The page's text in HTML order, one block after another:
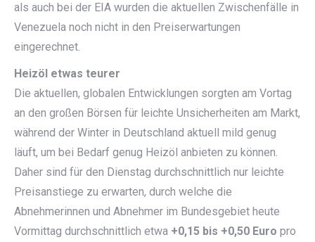
als auch bei der EIA wurden die aktuellen Zwischenfälle in
Venezuela noch nicht in den Preiserwartungen
eingerechnet.
Heizöl etwas teurer
Die aktuellen, globalen Entwicklungen sorgten am Vortag
an den großen Börsen für leichte Unsicherheiten am Markt,
während der Winter in Deutschland aktuell mild genug
läuft, um bei Bedarf genug Heizöl anbieten zu können.
Daher sind für den Dienstag durchschnittlich nur leichte
Preisanstiege zu erwarten, durch welche die
Abnehmerinnen und Abnehmer im Bundesgebiet heute
Vormittag durchschnittlich etwa +0,15 bis +0,50 Euro pro